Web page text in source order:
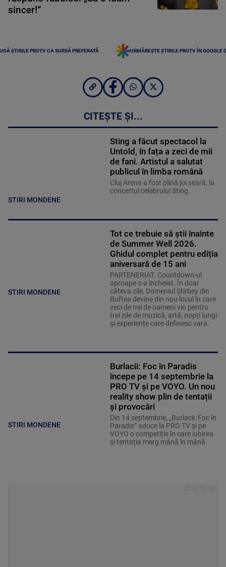
sincer!”
ȘTIRILE PROTV CA SURSĂ PREFERATĂ URMĂREȘTE ȘTIRILE PROTV ÎN GOOGLE
CITEȘTE ȘI...
STIRI MONDENE
Sting a făcut spectacol la
Untold, în fața a zeci de mii
de fani. Artistul a salutat
publicul în limba română
Cluj Arena a fost plină joi seară, la
concertul celebrului Sting.
STIRI MONDENE
Tot ce trebuie să știi înainte
de Summer Well 2026.
Ghidul complet pentru ediția
aniversară de 15 ani
PARTENERIAT. Countdown-ul
aproape s-a încheiat. În doar
câteva zile, Domeniul Știrbey din
Buftea devine din nou locul în care
zeci de mii de oameni vin pentru
trei zile de muzică, artă, nopți lungi
și experiențe care definesc vara.
STIRI MONDENE
Burlacii: Foc în Paradis
începe pe 14 septembrie la
PRO TV și pe VOYO. Un nou
reality show plin de tentații
și provocări
Din 14 septembrie, „Burlacii: Foc în
Paradis” aduce la PRO TV și pe
VOYO o competiție în care iubirea
și tentația merg mână în mână.